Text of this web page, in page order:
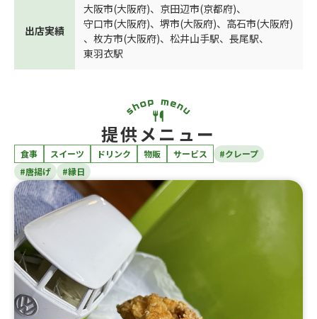
出店実績
大阪市(大阪府)、 京田辺市(京都府)、
守口市(大阪府)、 堺市(大阪府)、 高石市(大阪府)
、 枚方市(大阪府)、 松井山手駅、 長尾駅、
東羽衣駅
提供メニュー
食事 スイーツ ドリンク 物販 サービス
#クレープ
#唐揚げ
#縁日